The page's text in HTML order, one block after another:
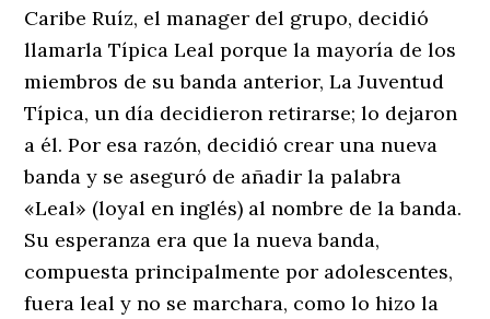
Caribe Ruíz, el manager del grupo, decidió
llamarla Típica Leal porque la mayoría de los
miembros de su banda anterior, La Juventud
Típica, un día decidieron retirarse; lo dejaron
a él. Por esa razón, decidió crear una nueva
banda y se aseguró de añadir la palabra
«Leal» (loyal en inglés) al nombre de la banda.
Su esperanza era que la nueva banda,
compuesta principalmente por adolescentes,
fuera leal y no se marchara, como lo hizo la